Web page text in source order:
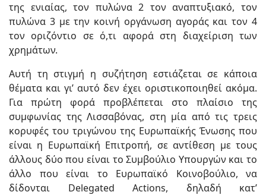
της ενιαίας, τον πυλώνα 2 τον αναπτυξιακό, τον
πυλώνα 3 με την κοινή οργάνωση αγοράς και τον 4
τον οριζόντιο σε ό,τι αφορά στη διαχείριση των
χρημάτων.
Αυτή τη στιγμή η συζήτηση εστιάζεται σε κάποια
θέματα και γι’ αυτό δεν έχει οριστικοποιηθεί ακόμα.
Για πρώτη φορά προβλέπεται στο πλαίσιο της
συμφωνίας της Λισσαβόνας, στη μία από τις τρεις
κορυφές του τριγώνου της Ευρωπαϊκής Ένωσης που
είναι η Ευρωπαϊκή Επιτροπή, σε αντίθεση με τους
άλλους δύο που είναι το Συμβούλιο Υπουργών και το
άλλο που είναι το Ευρωπαϊκό Κοινοβούλιο, να
δίδονται Delegated Actions, δηλαδή κατ’